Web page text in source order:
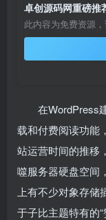
此内容为免费资源
在WordPress
载和付费阅读功能
站运营时间的推移
噬服务器硬盘空间
上有不少对象存
于子比主题特有的